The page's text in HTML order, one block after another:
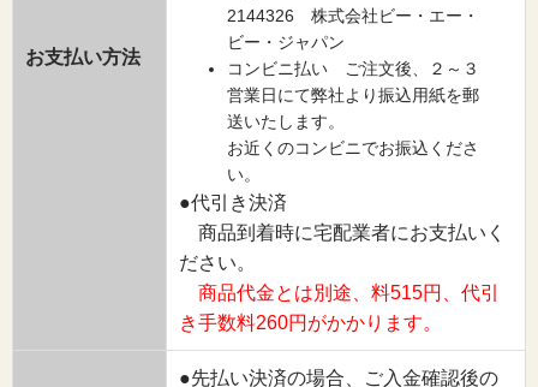
お支払い方法
2144326 株式会社ビー・エー・
ビー・ジャパン
コンビニ払い ご注文後、２～３
営業日にて弊社より振込用紙を郵
送いたします。
お近くのコンビニでお振込くださ
い。
●代引き決済
商品到着時に宅配業者にお支払いく
ださい。
商品代金とは別途、料515円、代引
き手数料260円がかかります。
●先払い決済の場合、ご入金確認後の